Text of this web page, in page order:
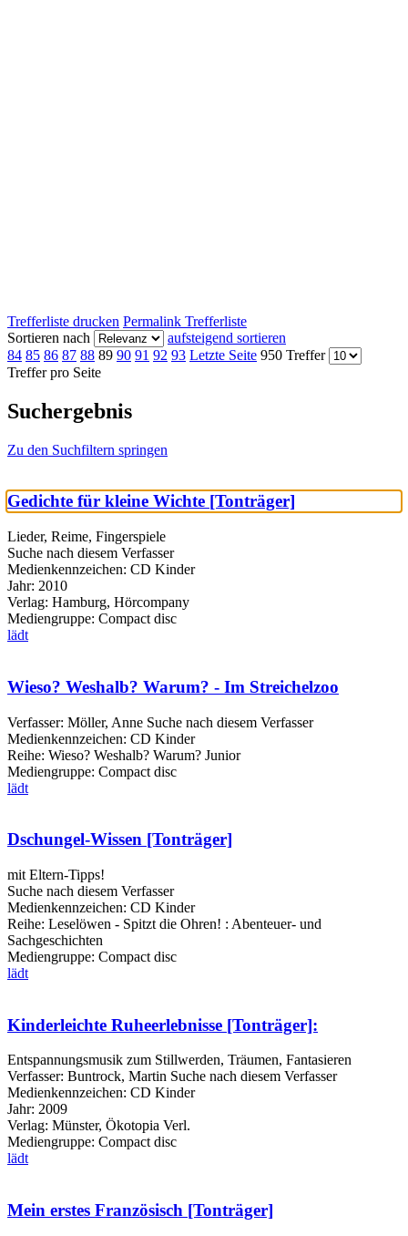
Trefferliste drucken Permalink Trefferliste
Sortieren nach
aufsteigend sortieren
84 85 86 87 88 89 90 91 92 93 Letzte Seite 950 Treffer
Treffer pro Seite
Suchergebnis
Zu den Suchfiltern springen
Gedichte für kleine Wichte [Tonträger]
Lieder, Reime, Fingerspiele
Suche nach diesem Verfasser
Medienkennzeichen: CD Kinder
Jahr: 2010
Verlag: Hamburg, Hörcompany
Mediengruppe: Compact disc
lädt
Wieso? Weshalb? Warum? - Im Streichelzoo
Verfasser: Möller, Anne Suche nach diesem Verfasser
Medienkennzeichen: CD Kinder
Reihe: Wieso? Weshalb? Warum? Junior
Mediengruppe: Compact disc
lädt
Dschungel-Wissen [Tonträger]
mit Eltern-Tipps!
Suche nach diesem Verfasser
Medienkennzeichen: CD Kinder
Reihe: Leselöwen - Spitzt die Ohren! : Abenteuer- und
Sachgeschichten
Mediengruppe: Compact disc
lädt
Kinderleichte Ruheerlebnisse [Tonträger]:
Entspannungsmusik zum Stillwerden, Träumen, Fantasieren
Verfasser: Buntrock, Martin Suche nach diesem Verfasser
Medienkennzeichen: CD Kinder
Jahr: 2009
Verlag: Münster, Ökotopia Verl.
Mediengruppe: Compact disc
lädt
Mein erstes Französisch [Tonträger]